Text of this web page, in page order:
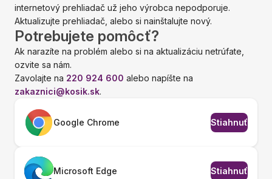
internetový prehliadač už jeho výrobca nepodporuje.
Aktualizujte prehliadač, alebo si nainštalujte nový.
Potrebujete pomôcť?
Ak narazíte na problém alebo si na aktualizáciu netrúfate,
ozvite sa nám.
Zavolajte na 220 924 600 alebo napíšte na
zakaznici@kosik.sk.
Google Chrome Stiahnuť
Microsoft Edge Stiahnuť